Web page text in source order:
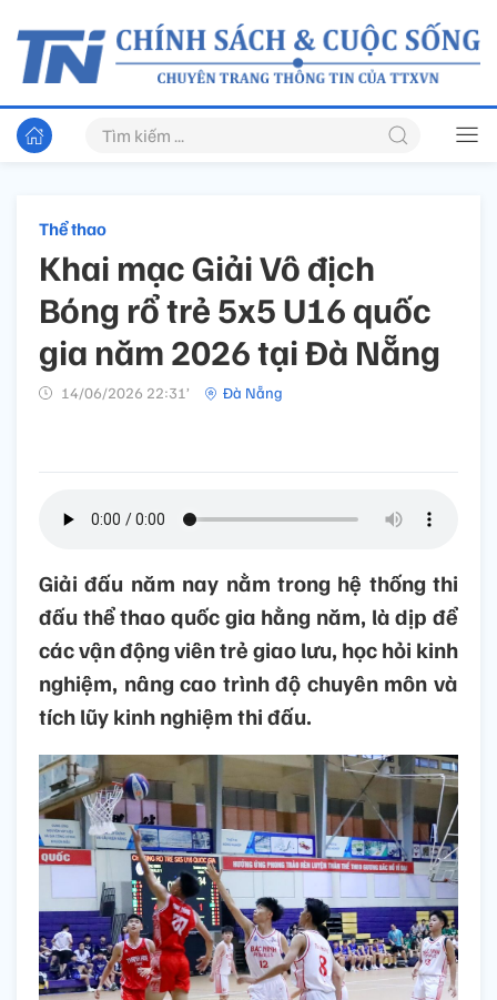
Thể thao
Khai mạc Giải Vô địch
Bóng rổ trẻ 5x5 U16 quốc
gia năm 2026 tại Đà Nẵng
14/06/2026 22:31’ Đà Nẵng
Giải đấu năm nay nằm trong hệ thống thi
đấu thể thao quốc gia hằng năm, là dịp để
các vận động viên trẻ giao lưu, học hỏi kinh
nghiệm, nâng cao trình độ chuyên môn và
tích lũy kinh nghiệm thi đấu.